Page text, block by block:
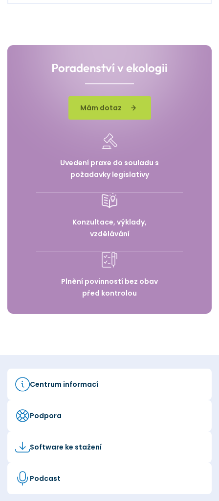
Poradenství v ekologii
Mám dotaz
Uvedení praxe do souladu s
požadavky legislativy
Konzultace, výklady,
vzdělávání
Plnění povinností bez obav
před kontrolou
Centrum informací
Podpora
Software ke stažení
Podcast